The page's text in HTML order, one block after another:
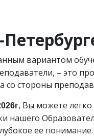
вариантом
– это
стороны
, Вы можете
нашего
ее понимание.